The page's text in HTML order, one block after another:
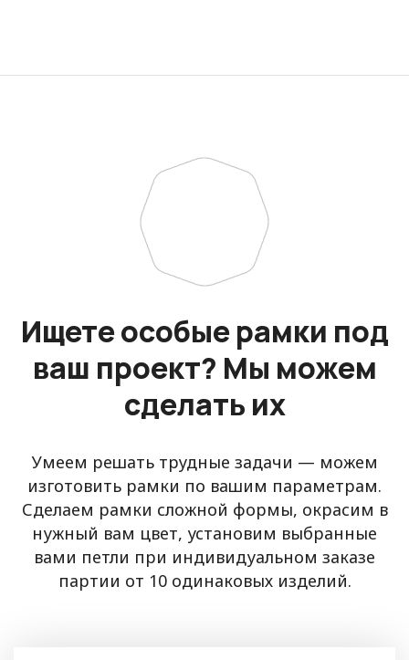
Ищете особые рамки под
ваш проект? Мы можем
сделать их
Умеем решать трудные задачи — можем
изготовить рамки по вашим параметрам.
Сделаем рамки сложной формы, окрасим в
нужный вам цвет, установим выбранные
вами петли при индивидуальном заказе
партии от 10 одинаковых изделий.